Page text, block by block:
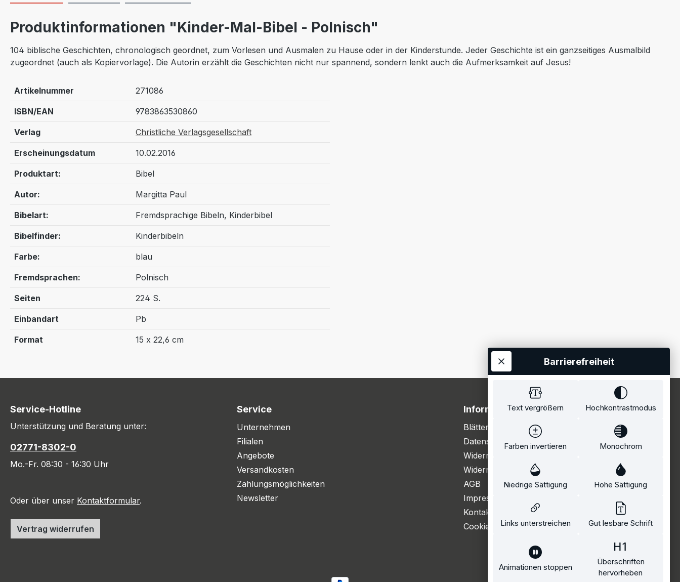
Produktinformationen "Kinder-Mal-Bibel - Polnisch"
104 biblische Geschichten, chronologisch geordnet, zum Vorlesen und Ausmalen zu Hause oder in der Kinderstunde. Jeder Geschichte ist ein ganzseitiges Ausmalbild
zugeordnet (auch als Kopiervorlage). Die Autorin erzählt die Geschichten nicht nur spannend, sondern lenkt auch die Aufmerksamkeit auf Jesus!
Artikelnummer 271086
ISBN/EAN 9783863530860
Verlag Christliche Verlagsgesellschaft
Erscheinungsdatum 10.02.2016
Produktart: Bibel
Autor: Margitta Paul
Bibelart: Fremdsprachige Bibeln, Kinderbibel
Bibelfinder: Kinderbibeln
Farbe: blau
Fremdsprachen: Polnisch
Seiten 224 S.
Einbandart Pb
Format 15 x 22,6 cm
Service-Hotline
Unterstützung und Beratung unter:
02771-8302-0
Mo.-Fr. 08:30 - 16:30 Uhr
Oder über unser Kontaktformular.
Vertrag widerrufen
Service
Unternehmen
Filialen
Angebote
Versandkosten
Zahlungsmöglichkeiten
Newsletter
Information
Blätterkatalog
Datenschutzerklärung
Widerrufsbelehrung
Widerrufsformular
AGB
Impressum
Kontakt
Cookie Einstellungen
Text vergrößern Hochkontrastmodus
Farben invertieren Monochrom
Niedrige Sättigung Hohe Sättigung
Links unterstreichen Gut lesbare Schrift
Animationen stoppen
Überschriften
hervorheben
Barrierefreiheit